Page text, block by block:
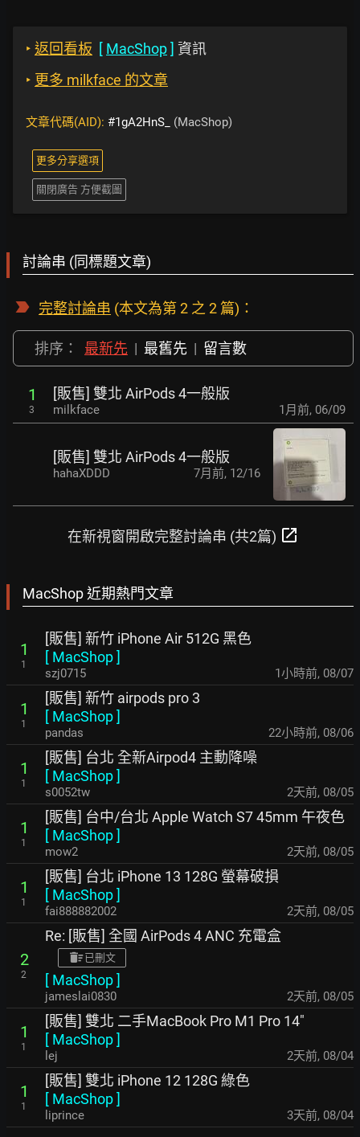
‣ 返回看板 [ MacShop] 資訊
‣ 更多 milkface 的文章
文章代碼(AID): #1gA2HnS_ (MacShop)
更多分享選項
關閉廣告 方便截圖
討論串 (同標題文章)
完整討論串 (本文為第 2 之 2 篇)：
排序： 最新先 | 最舊先 | 留言數
1
3
[販售] 雙北 AirPods 4一般版
milkface 1月前, 06/09
[販售] 雙北 AirPods 4一般版
hahaXDDD 7月前, 12/16
在新視窗開啟完整討論串 (共2篇) open_in_new
MacShop 近期熱門文章
1
1
[販售] 新竹 iPhone Air 512G 黑色
[ MacShop]
szj0715 1小時前, 08/07
1
1
[販售] 新竹 airpods pro 3
[ MacShop]
pandas 22小時前, 08/06
1
1
[販售] 台北 全新Airpod4 主動降噪
[ MacShop]
s0052tw 2天前, 08/05
1
1
[販售] 台中/台北 Apple Watch S7 45mm 午夜色
[ MacShop]
mow2 2天前, 08/05
1
1
[販售] 台北 iPhone 13 128G 螢幕破損
[ MacShop]
fai888882002 2天前, 08/05
2
2
Re: [販售] 全國 AirPods 4 ANC 充電盒
已刪文
[ MacShop]
jameslai0830 2天前, 08/05
1
1
[販售] 雙北 二手MacBook Pro M1 Pro 14"
[ MacShop]
lej 2天前, 08/04
1
1
[販售] 雙北 iPhone 12 128G 綠色
[ MacShop]
liprince 3天前, 08/04